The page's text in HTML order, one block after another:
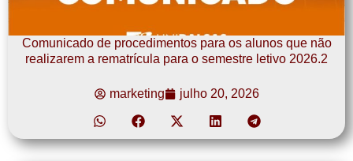
Comunicado de procedimentos para os alunos que não
realizarem a rematrícula para o semestre letivo 2026.2
marketing julho 20, 2026